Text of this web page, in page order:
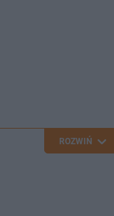
ROZWIŃ